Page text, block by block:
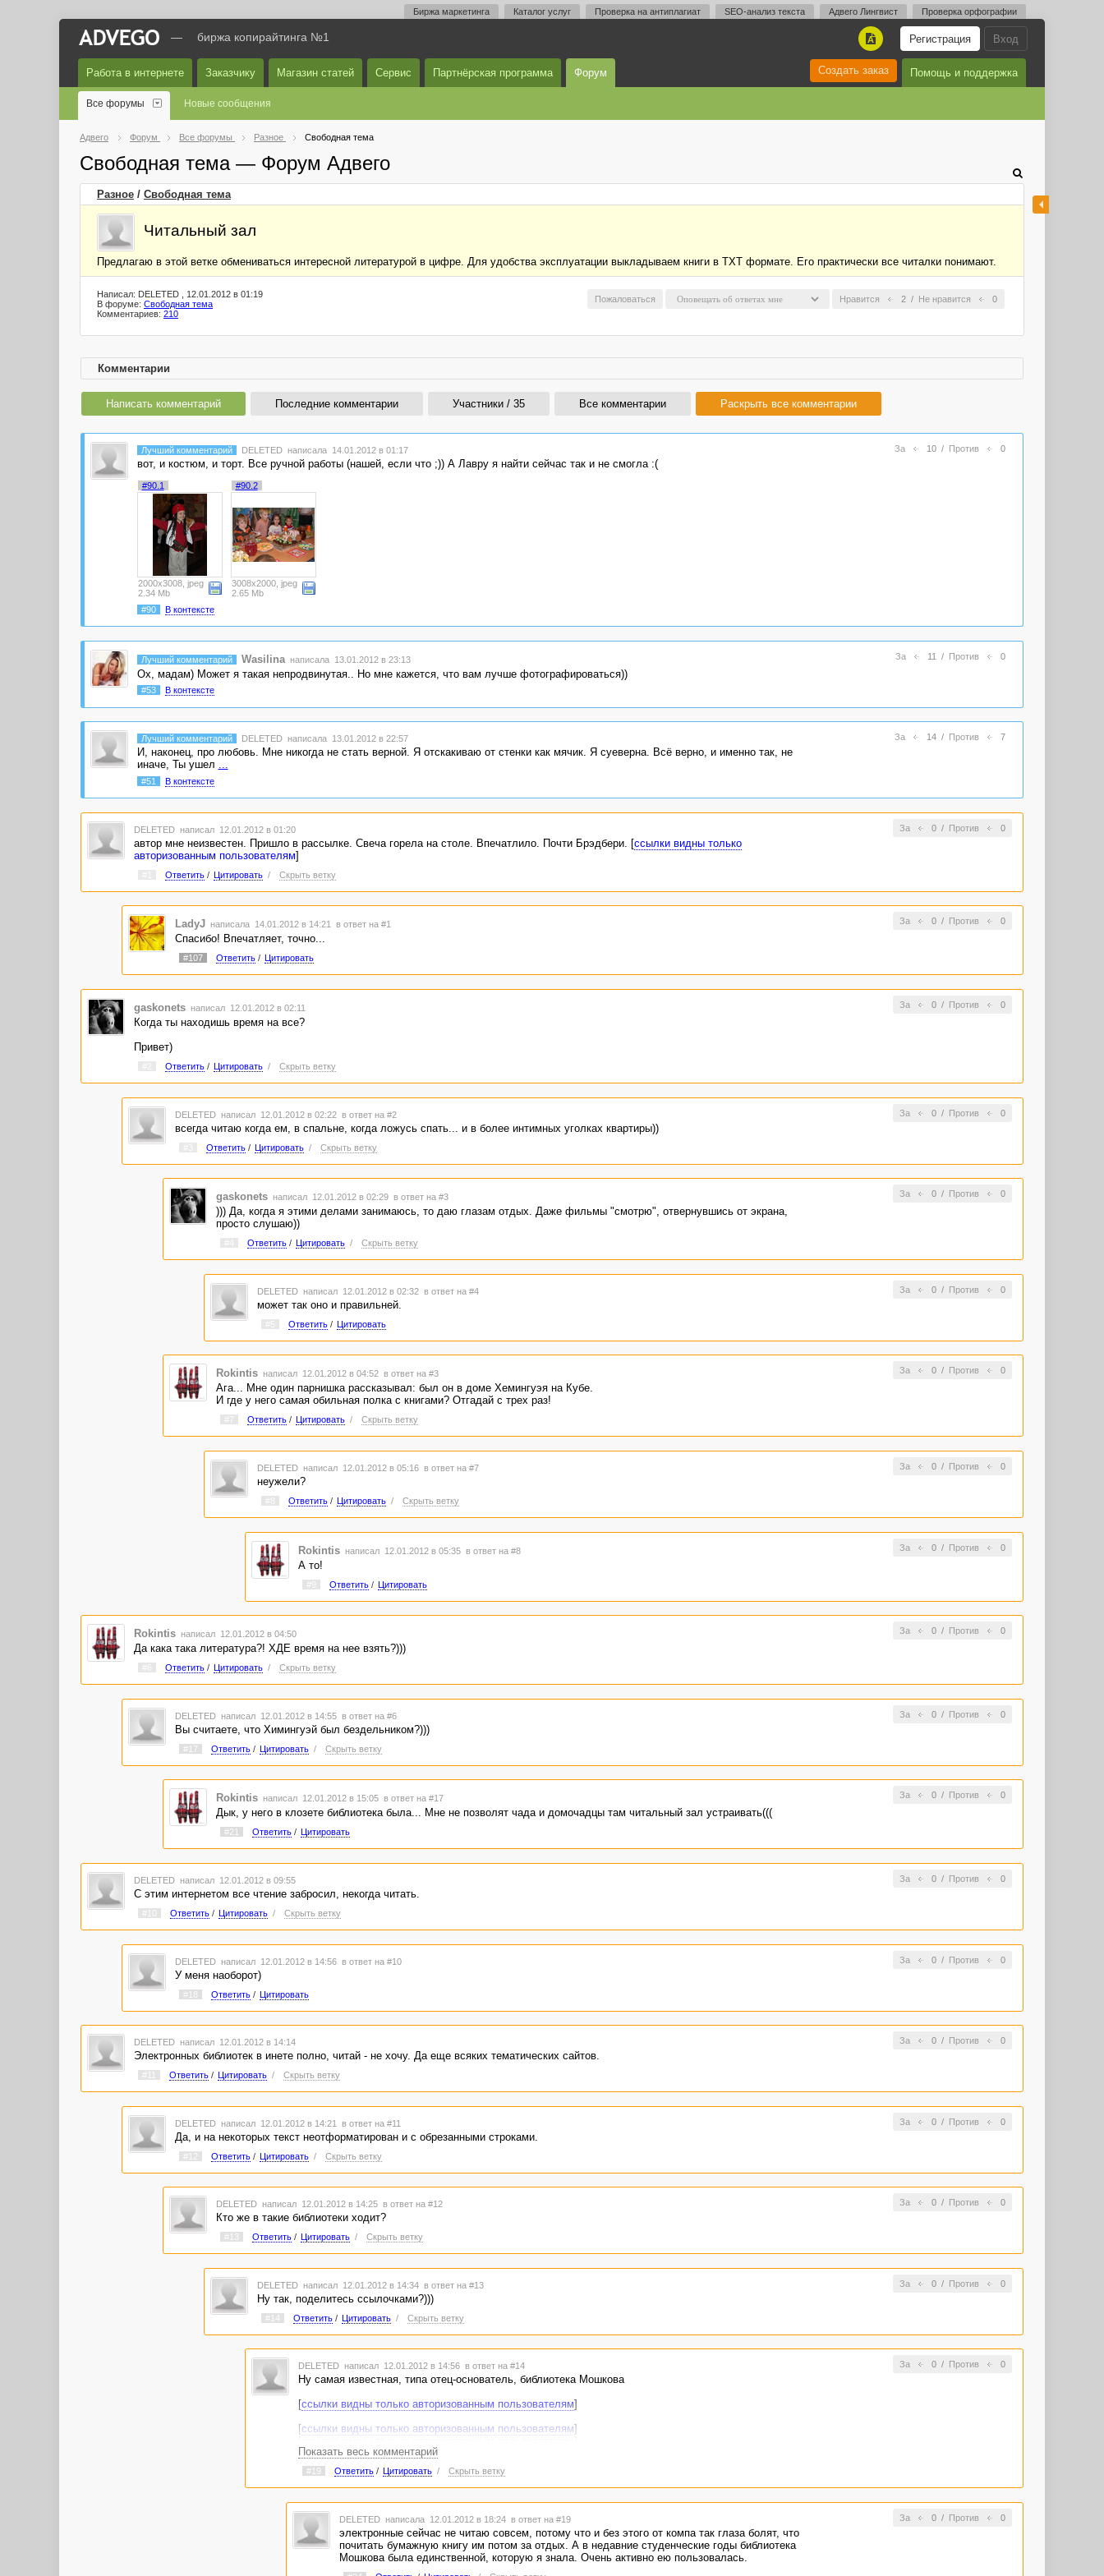
Биржа маркетинга Каталог услуг Проверка на антиплагиат SEO-анализ текста Адвего Лингвист Проверка орфографии
Вход
Регистрация
A
— биржа копирайтинга №1
Работа в интернете Заказчику Магазин статей Сервис Партнёрская программа Форум Помощь и поддержка
Создать заказ
Все форумы Новые сообщения
Адвего Форум Все форумы Разное Свободная тема
Свободная тема — Форум Адвего
Разное / Свободная тема
Читальный зал
Предлагаю в этой ветке обмениваться интересной литературой в цифре. Для удобства эксплуатации выкладываем книги в TXT формате. Его практически все читалки понимают.
Нравится 2 / Не нравится 0
Пожаловаться
Написал: DELETED , 12.01.2012 в 01:19
В форуме: Свободная тема
Комментариев: 210
Комментарии
Написать комментарий Последние комментарии Участники / 35 Все комментарии Раскрыть все комментарии
За 10/ Против 0
Лучший комментарий DELETED написала 14.01.2012 в 01:17
вот, и костюм, и торт. Все ручной работы (нашей, если что ;)) А Лавру я найти сейчас так и не смогла :(
#90.1
2000x3008, jpeg
2.34 Mb
#90.2
3008x2000, jpeg
2.65 Mb
#90
В контексте
За 11 / Против 0
Лучший комментарий Wasilina написала 13.01.2012 в 23:13
Ох, мадам) Может я такая непродвинутая.. Но мне кажется, что вам лучше фотографироваться))
#53 В контексте
За 14/ Против 7
Лучший комментарий DELETED написала 13.01.2012 в 22:57
И, наконец, про любовь. Мне никогда не стать верной. Я отскакиваю от стенки как мячик. Я суеверна. Всё верно, и именно так, не
иначе, Ты ушел ...
#51 В контексте
За 0/ Против 0
DELETED написал 12.01.2012 в 01:20
автор мне неизвестен. Пришло в рассылке. Свеча горела на столе. Впечатлило. Почти Брэдбери. [ссылки видны только
авторизованным пользователям]
Ответить/ Цитировать / Скрыть ветку
За 0/ Против 0
LadyJ написала 14.01.2012 в 14:21 в ответ на #1
Спасибо! Впечатляет, точно...
#107 Ответить/ Цитировать
За 0/ Против 0
gaskonets написал 12.01.2012 в 02:11
Когда ты находишь время на все?
Привет)
Ответить/ Цитировать / Скрыть ветку
За 0/ Против 0
DELETED написал 12.01.2012 в 02:22 в ответ на #2
всегда читаю когда ем, в спальне, когда ложусь спать... и в более интимных уголках квартиры))
Ответить/ Цитировать / Скрыть ветку
За 0/ Против 0
gaskonets написал 12.01.2012 в 02:29 в ответ на #3
))) Да, когда я этими делами занимаюсь, то даю глазам отдых. Даже фильмы "смотрю", отвернувшись от экрана,
просто слушаю))
Ответить/ Цитировать / Скрыть ветку
За 0/ Против 0
DELETED написал 12.01.2012 в 02:32 в ответ на #4
может так оно и правильней.
#5 Ответить/ Цитировать
За 0/ Против 0
Rokintis написал 12.01.2012 в 04:52 в ответ на #3
Ага... Мне один парнишка рассказывал: был он в доме Хемингуэя на Кубе.
И где у него самая обильная полка с книгами? Отгадай с трех раз!
#7 Ответить/ Цитировать / Скрыть ветку
За 0/ Против 0
DELETED написал 12.01.2012 в 05:16 в ответ на #7
неужели?
#8 Ответить/ Цитировать / Скрыть ветку
За 0/ Против 0
Rokintis написал 12.01.2012 в 05:35 в ответ на #8
А то!
#9 Ответить/ Цитировать
За 0/ Против 0
Rokintis написал 12.01.2012 в 04:50
Да кака така литература?! ХДЕ время на нее взять?)))
#6 Ответить/ Цитировать / Скрыть ветку
За 0/ Против 0
DELETED написал 12.01.2012 в 14:55 в ответ на #6
Вы считаете, что Химингуэй был бездельником?)))
#17 Ответить/ Цитировать / Скрыть ветку
За 0/ Против 0
Rokintis написал 12.01.2012 в 15:05 в ответ на #17
Дык, у него в клозете библиотека была... Мне не позволят чада и домочадцы там читальный зал устраивать(((
#21 Ответить/ Цитировать
За 0/ Против 0
DELETED написал 12.01.2012 в 09:55
С этим интернетом все чтение забросил, некогда читать.
#10 Ответить/ Цитировать / Скрыть ветку
За 0/ Против 0
DELETED написал 12.01.2012 в 14:56 в ответ на #10
У меня наоборот)
#18 Ответить/ Цитировать
За 0/ Против 0
DELETED написал 12.01.2012 в 14:14
Электронных библиотек в инете полно, читай - не хочу. Да еще всяких тематических сайтов.
#11 Ответить/ Цитировать / Скрыть ветку
За 0/ Против 0
DELETED написал 12.01.2012 в 14:21 в ответ на #11
Да, и на некоторых текст неотформатирован и с обрезанными строками.
#12 Ответить/ Цитировать / Скрыть ветку
За 0/ Против 0
DELETED написал 12.01.2012 в 14:25 в ответ на #12
Кто же в такие библиотеки ходит?
#13 Ответить/ Цитировать / Скрыть ветку
За 0/ Против 0
DELETED написал 12.01.2012 в 14:34 в ответ на #13
Ну так, поделитесь ссылочками?)))
#14 Ответить/ Цитировать / Скрыть ветку
За 0/ Против 0
DELETED написал 12.01.2012 в 14:56 в ответ на #14
Ну самая известная, типа отец-основатель, библиотека Мошкова
[ссылки видны только авторизованным пользователям]
[ссылки видны только авторизованным пользователям]
[ ссылки видны только авторизованным пользователям
Журнальный зал [ссылки видны только авторизованным пользователям
Современная проза [ссылки видны только авторизованным пользователям]
Где бы только время взять, действительно ))
Показать весь комментарий
#19 Ответить/ Цитировать / Скрыть ветку
За 0/ Против 0
DELETED написала 12.01.2012 в 18:24 в ответ на #19
электронные сейчас не читаю совсем, потому что и без этого от компа так глаза болят, что
почитать бумажную книгу им потом за отдых. А в недавние студенческие годы библиотека
Мошкова была единственной, которую я знала. Очень активно ею пользовалась.